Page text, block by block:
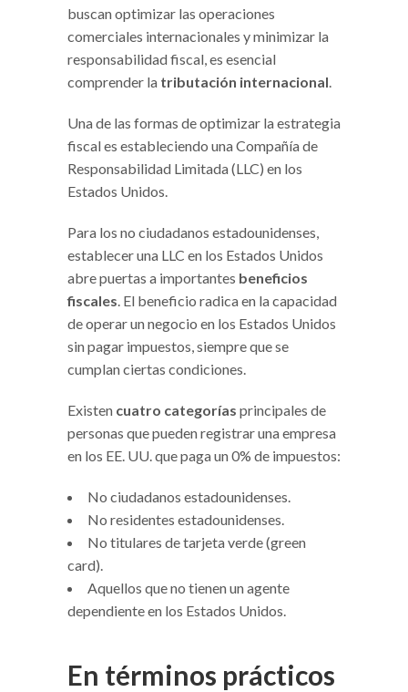
buscan optimizar las operaciones
comerciales internacionales y minimizar la
responsabilidad fiscal, es esencial
comprender la tributación internacional.
Una de las formas de optimizar la estrategia
fiscal es estableciendo una Compañía de
Responsabilidad Limitada (LLC) en los
Estados Unidos.
Para los no ciudadanos estadounidenses,
establecer una LLC en los Estados Unidos
abre puertas a importantes beneficios
fiscales. El beneficio radica en la capacidad
de operar un negocio en los Estados Unidos
sin pagar impuestos, siempre que se
cumplan ciertas condiciones.
Existen cuatro categorías principales de
personas que pueden registrar una empresa
en los EE. UU. que paga un 0% de impuestos:
No ciudadanos estadounidenses.
No residentes estadounidenses.
No titulares de tarjeta verde (green
card).
Aquellos que no tienen un agente
dependiente en los Estados Unidos.
En términos prácticos